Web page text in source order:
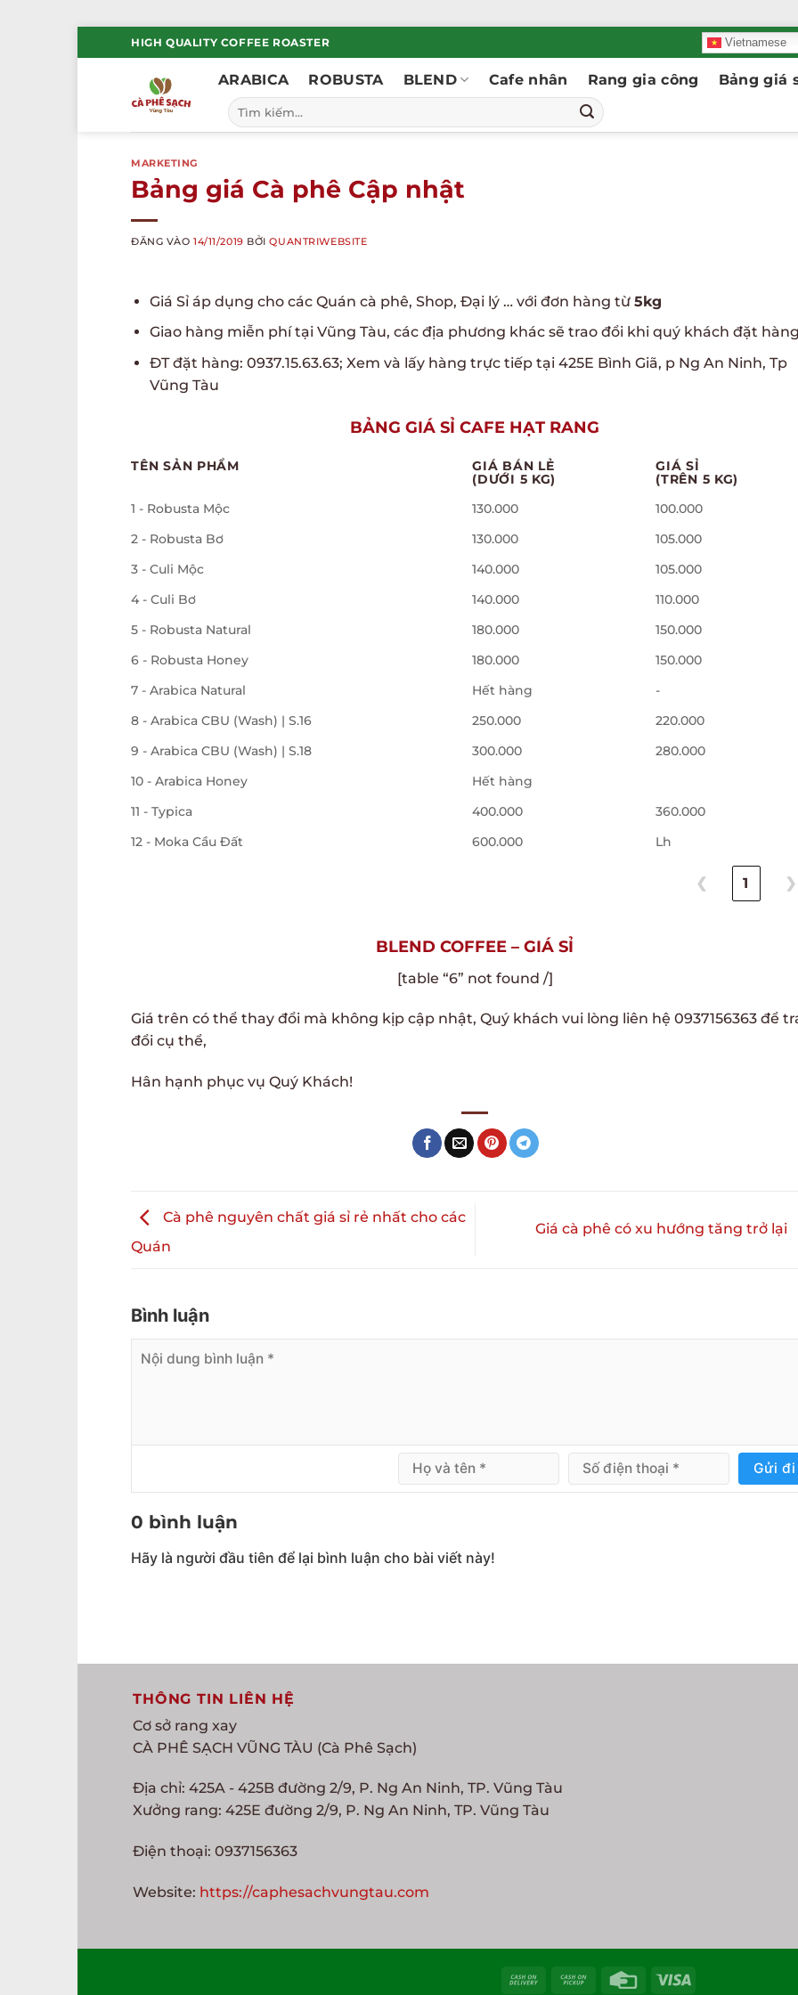
qua
HIGH QUALITY COFFEE ROASTER Vietnamese
ARABICA ROBUSTA BLEND Cafe nhân Rang gia công Bảng giá
Tìm
kiếm:
MARKETING
Bảng giá Cà phê Cập nhật
ĐĂNG VÀO14/11/2019 BỞIQUANTRIWEBSITE
Giá Sỉ áp dụng cho các Quán cà phê, Shop, Đại lý … với đơn hàng từ 5kg
Giao hàng miễn phí tại Vũng Tàu, các địa phương khác sẽ trao đổi khi quý khách đặt
ĐT đặt hàng: 0937.15.63.63; Xem và lấy hàng trực tiếp tại 425E Bình Giã, p Ng An Ninh, Tp
Vũng Tàu
BẢNG GIÁ SỈ CAFE HẠT RANG
TÊN SẢN PHẨM
GIÁ BÁN LẺ
(DƯỚI 5 KG)
GIÁ SỈ
(TRÊN 5 KG)
1 - Robusta Mộc
130.000
100.000
2 - Robusta Bơ
130.000
105.000
3 - Culi Mộc
140.000
105.000
4 - Culi Bơ
140.000
110.000
5 - Robusta Natural
180.000
150.000
6 - Robusta Honey
180.000
150.000
7 - Arabica Natural
Hết hàng
-
8 - Arabica CBU (Wash) | S.16
250.000
220.000
9 - Arabica CBU (Wash) | S.18
300.000
280.000
10 - Arabica Honey
Hết hàng
11 - Typica
400.000
360.000
12 - Moka Cầu Đất
600.000 Lh
❮ 1 ❯
BLEND COFFEE – GIÁ SỈ
[table “6” not found /]
Giá trên có thể thay đổi mà không kịp cập nhật, Quý khách vui lòng liên hệ 0937156363 để
đổi cụ thể,
Hân hạnh phục vụ Quý Khách!
Cà phê nguyên chất giá sỉ rẻ nhất cho các
Quán
Giá cà phê có xu hướng tăng trở lại
Bình luận
Gửi đi
0 bình luận
Hãy là người đầu tiên để lại bình luận cho bài viết này!
THÔNG TIN LIÊN HỆ
Cơ sở rang xay
CÀ PHÊ SẠCH VŨNG TÀU (Cà Phê Sạch)
Địa chỉ: 425A - 425B đường 2/9, P. Ng An Ninh, TP. Vũng Tàu
Xưởng rang: 425E đường 2/9, P. Ng An Ninh, TP. Vũng Tàu
Điện thoại: 0937156363
Website: https://caphesachvungtau.com